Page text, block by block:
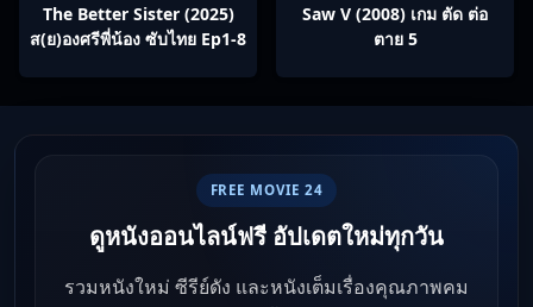
The Better Sister (2025)
ส(ย)องศรีพี่น้อง ซับไทย Ep1-8
Saw V (2008) เกม ตัด ต่อ
ตาย 5
FREE MOVIE 24
ดูหนังออนไลน์ฟรี อัปเดตใหม่ทุกวัน
รวมหนังใหม่ ซีรีย์ดัง และหนังเต็มเรื่องคุณภาพคม